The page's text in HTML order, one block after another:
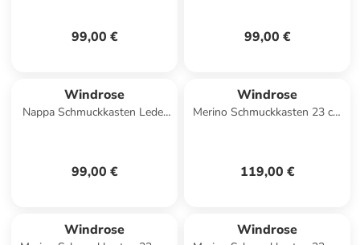
99,00 € 99,00 €
Windrose
Nappa Schmuckkasten Leder
99,00 €
Windrose
Merino Schmuckkasten 23 cm
119,00 €
Windrose Windrose